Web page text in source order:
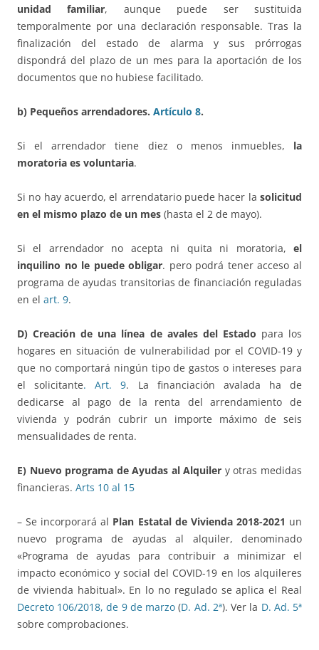
unidad familiar, aunque puede ser sustituida
temporalmente por una declaración responsable. Tras la
finalización del estado de alarma y sus prórrogas
dispondrá del plazo de un mes para la aportación de los
documentos que no hubiese facilitado.
b) Pequeños arrendadores. Artículo 8.
Si el arrendador tiene diez o menos inmuebles, la
moratoria es voluntaria.
Si no hay acuerdo, el arrendatario puede hacer la solicitud
en el mismo plazo de un mes (hasta el 2 de mayo).
Si el arrendador no acepta ni quita ni moratoria, el
inquilino no le puede obligar. pero podrá tener acceso al
programa de ayudas transitorias de financiación reguladas
en el art. 9.
D) Creación de una línea de avales del Estado para los
hogares en situación de vulnerabilidad por el COVID-19 y
que no comportará ningún tipo de gastos o intereses para
el solicitante. Art. 9. La financiación avalada ha de
dedicarse al pago de la renta del arrendamiento de
vivienda y podrán cubrir un importe máximo de seis
mensualidades de renta.
E) Nuevo programa de Ayudas al Alquiler y otras medidas
financieras. Arts 10 al 15
– Se incorporará al Plan Estatal de Vivienda 2018-2021 un
nuevo programa de ayudas al alquiler, denominado
«Programa de ayudas para contribuir a minimizar el
impacto económico y social del COVID-19 en los alquileres
de vivienda habitual». En lo no regulado se aplica el Real
Decreto 106/2018, de 9 de marzo (D. Ad. 2ª). Ver la D. Ad. 5ª
sobre comprobaciones.